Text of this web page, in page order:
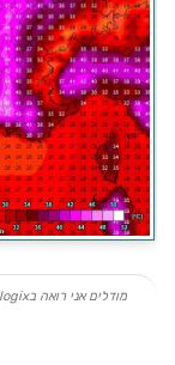
מודלים אני רואה בmeteologix